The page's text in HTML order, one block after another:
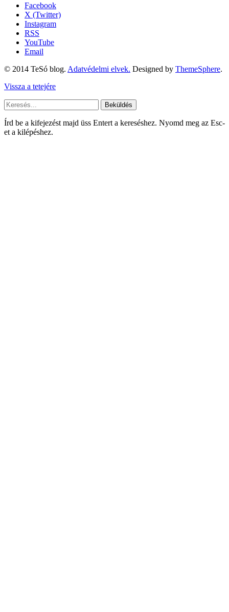
Facebook
X (Twitter)
Instagram
RSS
YouTube
Email
© 2014 TeSó blog. Adatvédelmi elvek. Designed by ThemeSphere.
Vissza a tetejére
Beküldés
Írd be a kifejezést majd üss Entert a kereséshez. Nyomd meg az Esc-
et a kilépéshez.